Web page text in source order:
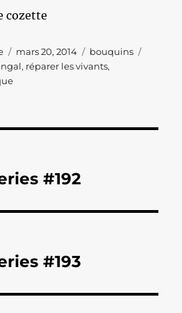
cozette
Publié
le
mars 20, 2014 Catégories
bouquins
, réparer les vivants,
#192
#193